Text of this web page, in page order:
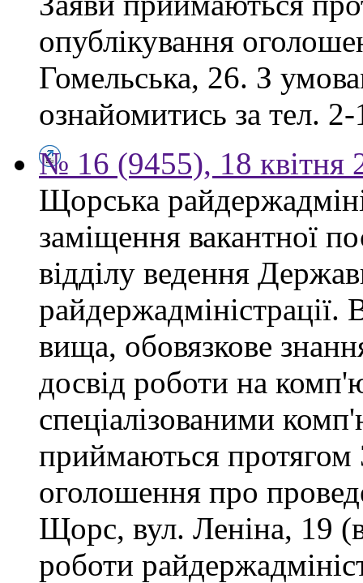
опублікування
Гомельська, 26. З
ознайомитись за тел.
№ 16 (9455), 18 квітня
Щорська
заміщення вакантної
відділу ведення
райдержадміністрації.
вища, обовязкове
досвід роботи на
спеціалізованими
приймаються протягом
оголошення про
Щорс, вул. Леніна, 19
роботи